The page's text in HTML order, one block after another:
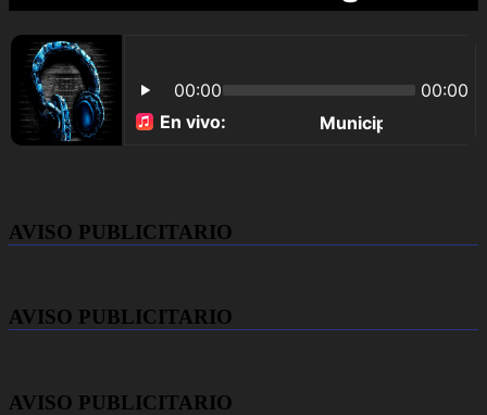
AVISO PUBLICITARIO
AVISO PUBLICITARIO
AVISO PUBLICITARIO